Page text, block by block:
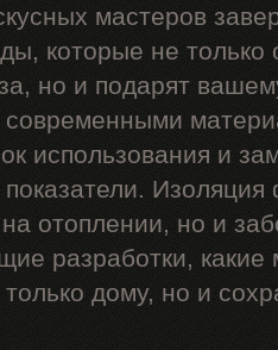
мастеров
которые не только
но и подарят
использования и
отоплении, но и
разработки,
только дому, но и